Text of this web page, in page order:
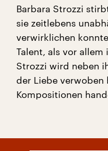
Barbara Strozzi
sie zeitlebens
verwirklichen
Talent, als vor allem
Strozzi wird neben
der Liebe
Kompositionen